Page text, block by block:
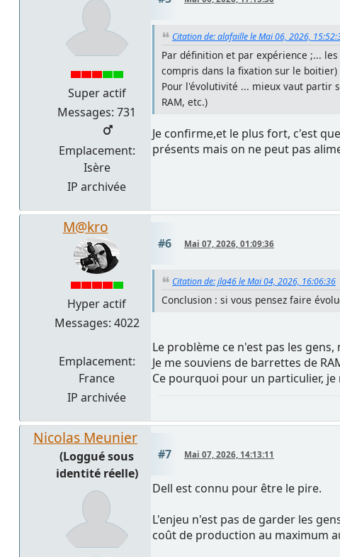
Super actif
Messages: 731
Emplacement:
Isère
IP archivée
Citation de: alafaille le Mai 06, 2026,
Par définition et par expérience ;...
compris dans la fixation sur le
Pour l'évolutivité ... mieux vaut partir
RAM, etc.)
Je confirme,et le plus fort, c'est
présents mais on ne peut pas
M@kro
Hyper actif
Messages: 4022
Emplacement:
France
IP archivée
#6 Mai 07, 2026, 01:09:36
Citation de: jla46 le Mai 04, 2026, 16:06:36
Conclusion : si vous pensez faire
Le problème ce n'est pas les
Je me souviens de barrettes de
Ce pourquoi pour un particulier,
Nicolas Meunier
(Loggué sous
identité réelle)
#7 Mai 07, 2026, 14:13:11
Dell est connu pour être le pire.
L'enjeu n'est pas de garder les
coût de production au maximum